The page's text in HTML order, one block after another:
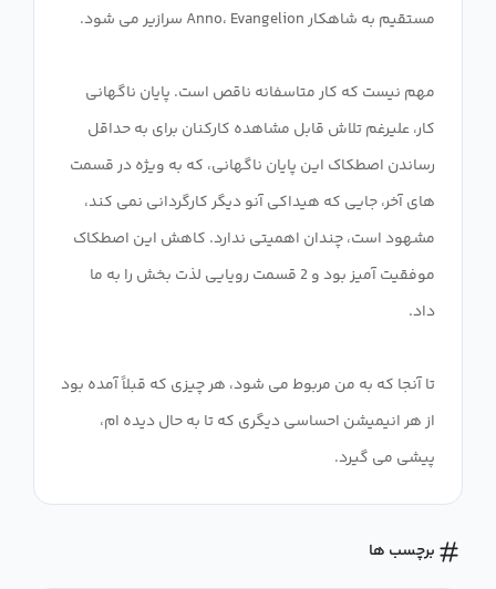
مهم نیست که کار متاسفانه ناقص است. پایان ناگهانی
کار، علیرغم تلاش قابل مشاهده کارکنان برای به حداقل
رساندن اصطکاک این پایان ناگهانی، که به ویژه در قسمت
های آخر، جایی که هیداکی آنو دیگر کارگردانی نمی کند،
مشهود است، چندان اهمیتی ندارد. کاهش این اصطکاک
موفقیت آمیز بود و 2 قسمت رویایی لذت بخش را به ما
تا آنجا که به من مربوط می شود، هر چیزی که قبلاً آمده بود
از هر انیمیشن احساسی دیگری که تا به حال دیده ام،
پیشی می گیرد.
برچسب ها